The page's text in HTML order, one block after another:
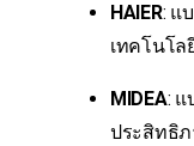
HAIER: แ
เทคโนโ
MIDEA: แ
ประสิทธิ